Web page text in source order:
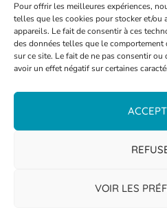
Pour offrir les meilleures expériences,
telles que les cookies pour stocker et/ou
appareils. Le fait de consentir à ces
des données telles que le
sur ce site. Le fait de ne pas consentir
avoir un effet négatif sur certaines
VOIR LES